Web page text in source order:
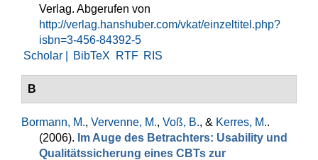
Verlag. Abgerufen von
http://verlag.hanshuber.com/vkat/einzeltitel.php?
isbn=3-456-84392-5
Scholar |
BibTeX RTF RIS
B
Bormann, M., Vervenne, M., Voß, B., & Kerres, M..
(2006). Im Auge des Betrachters: Usability und
Qualitätssicherung eines CBTs zur